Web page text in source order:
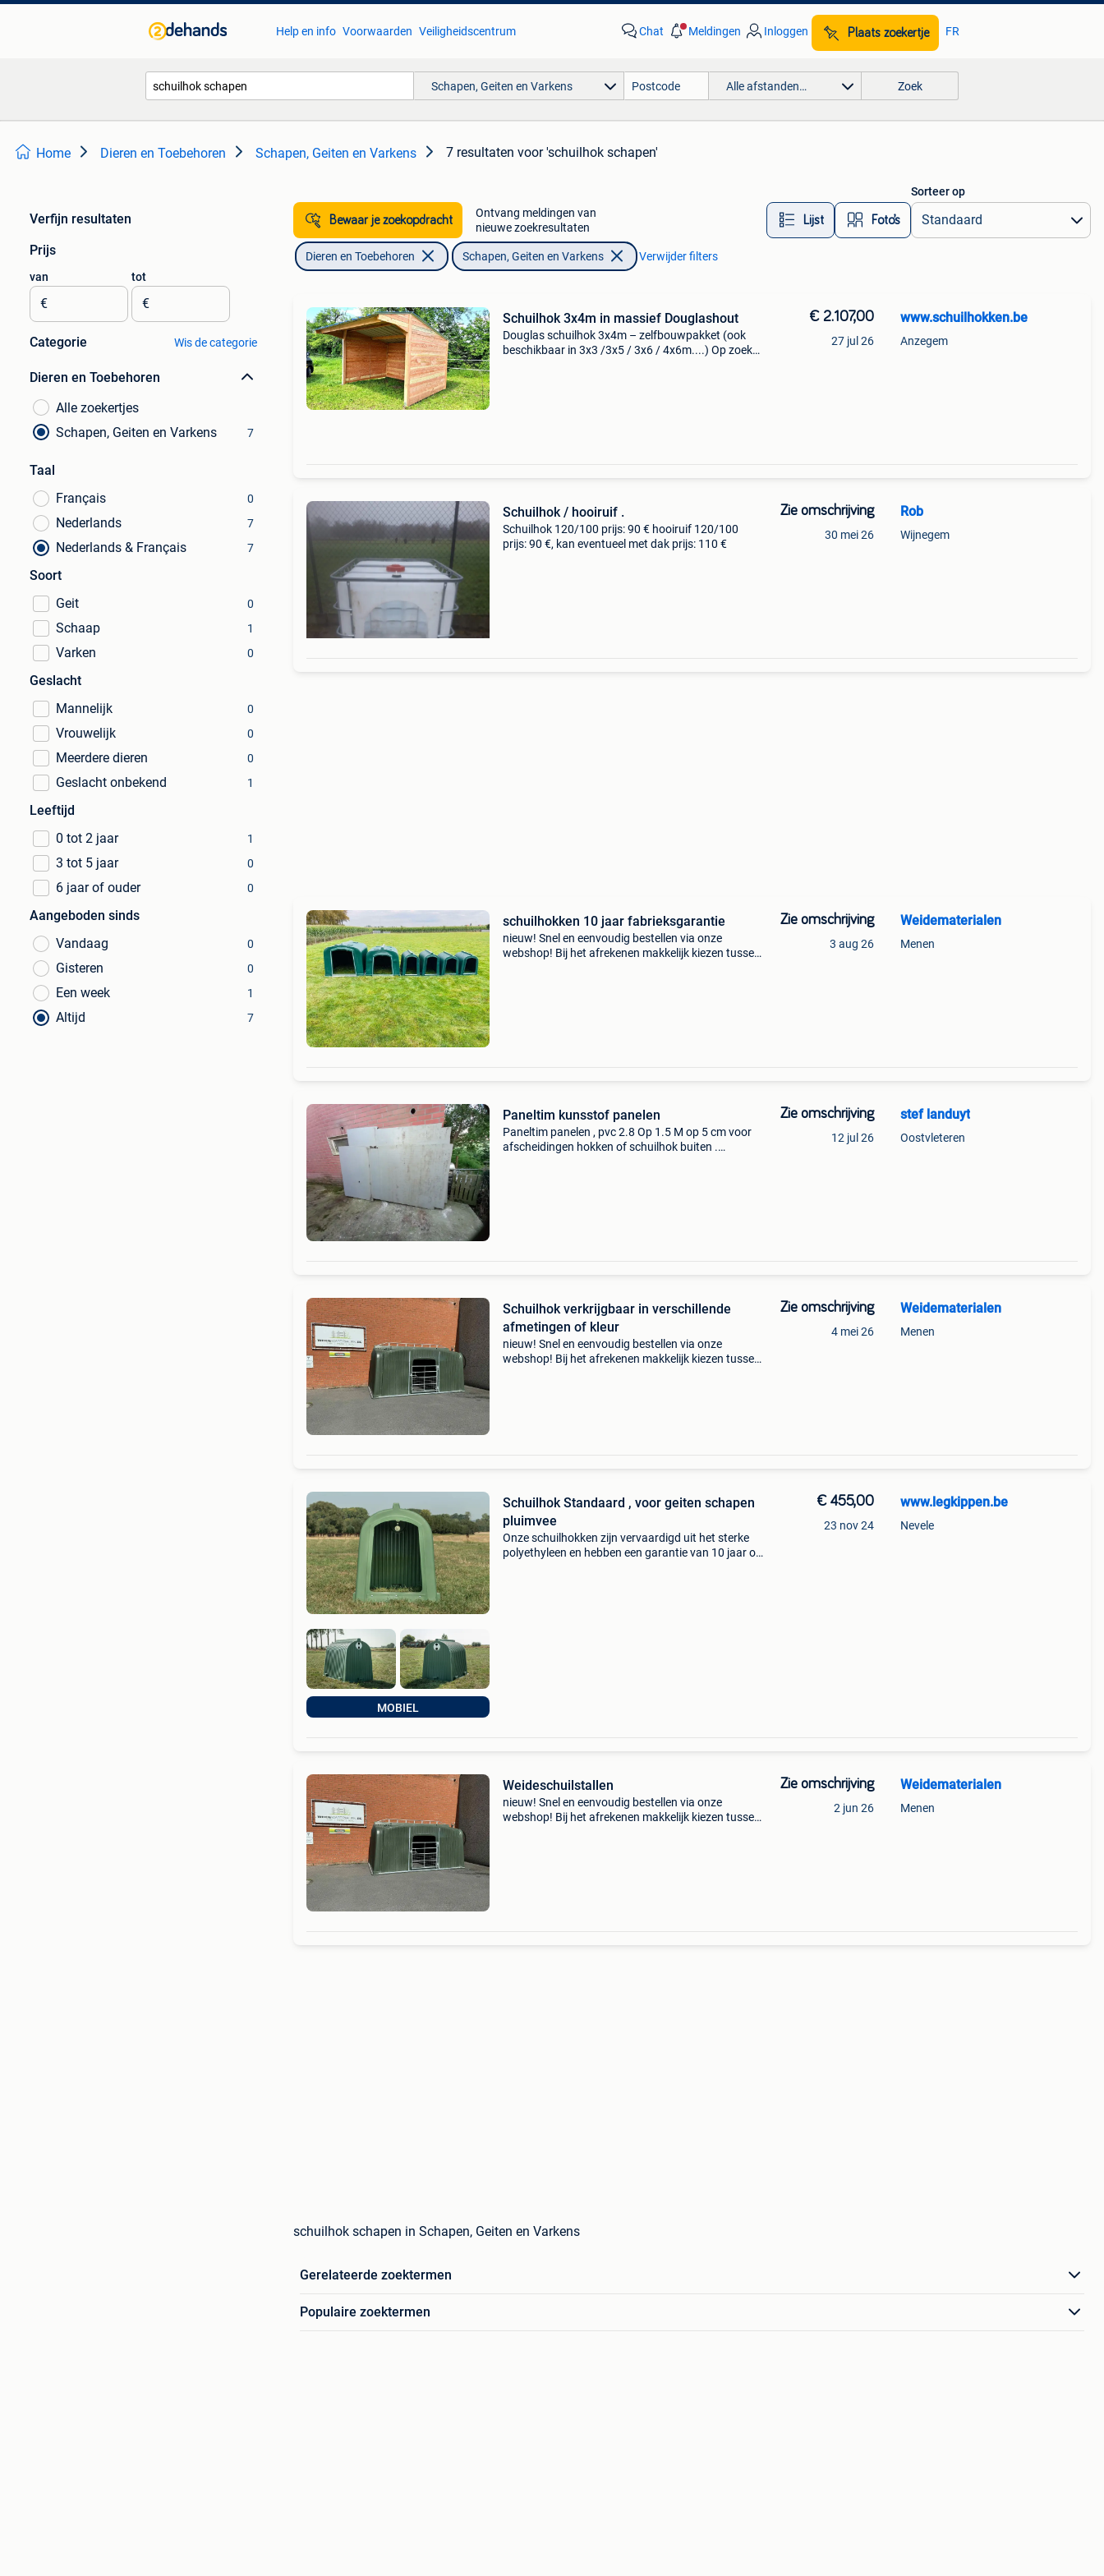
Help en info Voorwaarden Veiligheidscentrum Chat Meldingen Inloggen Plaats zoekertje FR
Schapen, Geiten en Varkens Alle afstanden… Zoek
Home Dieren en Toebehoren Schapen, Geiten en Varkens 7 resultaten voor 'schuilhok schapen'
Verfijn resultaten
Prijs
van
€
tot
€
Categorie Wis de categorie
Dieren en Toebehoren
Alle zoekertjes
Schapen, Geiten en Varkens
7
Taal
Français
0
Nederlands 7
Nederlands & Français 7
Soort
Geit
0
Schaap 1
Varken 0
Geslacht
Mannelijk
0
Vrouwelijk 0
Meerdere dieren 0
Geslacht onbekend 1
Leeftijd
0 tot 2 jaar
1
3 tot 5 jaar 0
6 jaar of ouder 0
Aangeboden sinds
Vandaag
0
Gisteren 0
Een week 1
Altijd 7
Bewaar je zoekopdracht
Ontvang meldingen van
nieuwe zoekresultaten
Lijst Foto’s
Sorteer op
Dieren en Toebehoren Schapen, Geiten en Varkens Verwijder filters
Schuilhok 3x4m in massief Douglashout
Douglas schuilhok 3x4m – zelfbouwpakket (ook
beschikbaar in 3x3 /3x5 / 3x6 / 4x6m....) Op zoek
€ 2.107,00
27 jul 26
www.schuilhokken.be
Anzegem
Schuilhok / hooiruif .
Schuilhok 120/100 prijs: 90 € hooiruif 120/100
prijs: 90 €, kan eventueel met dak prijs: 110 €
Zie omschrijving
30 mei 26
Rob
Wijnegem
schuilhokken 10 jaar fabrieksgarantie
​nieuw! Snel en eenvoudig bestellen via onze
webshop! Bij het afrekenen makkelijk kiezen tussen
Zie omschrijving
3 aug 26
Weidematerialen
Menen
Paneltim kunsstof panelen
Paneltim panelen , pvc 2.8 Op 1.5 M op 5 cm voor
afscheidingen hokken of schuilhok buiten .
Zie omschrijving
12 jul 26
stef landuyt
Oostvleteren
Schuilhok verkrijgbaar in verschillende
afmetingen of kleur
​nieuw! Snel en eenvoudig bestellen via onze
webshop! Bij het afrekenen makkelijk kiezen tussen
Zie omschrijving
4 mei 26
Weidematerialen
Menen
MOBIEL
Schuilhok Standaard , voor geiten schapen
pluimvee
Onze schuilhokken zijn vervaardigd uit het sterke
polyethyleen en hebben een garantie van 10 jaar op
€ 455,00
23 nov 24
www.legkippen.be
Nevele
Weideschuilstallen
​nieuw! Snel en eenvoudig bestellen via onze
webshop! Bij het afrekenen makkelijk kiezen tussen
Zie omschrijving
2 jun 26
Weidematerialen
Menen
schuilhok schapen in Schapen, Geiten en Varkens
Gerelateerde zoektermen
Populaire zoektermen